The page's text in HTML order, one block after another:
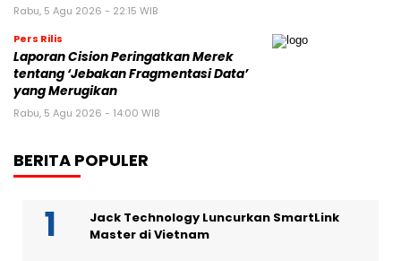
Rabu, 5 Agu 2026 - 22:15 WIB
Pers Rilis
Laporan Cision Peringatkan Merek
tentang ‘Jebakan Fragmentasi Data’
yang Merugikan
Rabu, 5 Agu 2026 - 14:00 WIB
BERITA POPULER
Jack Technology Luncurkan SmartLink
Master di Vietnam